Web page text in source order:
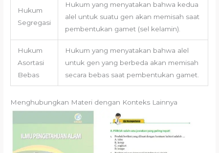
Hukum
Segregasi
Hukum yang menyatakan bahwa kedua
alel untuk suatu gen akan memisah saat
pembentukan gamet (sel kelamin).
Hukum
Asortasi
Bebas
Hukum yang menyatakan bahwa alel
untuk gen yang berbeda akan memisah
secara bebas saat pembentukan gamet.
Menghubungkan Materi dengan Konteks Lainnya